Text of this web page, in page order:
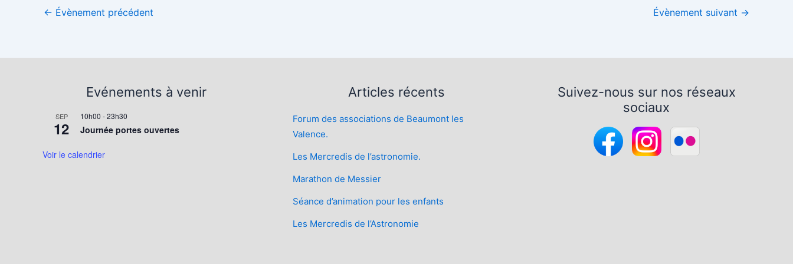
← Évènement précédent Évènement suivant →
Evénements à venir
SEP
12
10h00 -23h30
Journée portes ouvertes
Voir le calendrier
Articles récents
Forum des associations de Beaumont les
Valence.
Les Mercredis de l’astronomie.
Marathon de Messier
Séance d’animation pour les enfants
Les Mercredis de l’Astronomie
Suivez-nous sur nos réseaux
sociaux